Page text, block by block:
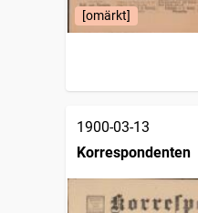
[omärkt]
1900-03-13
Korrespondenten